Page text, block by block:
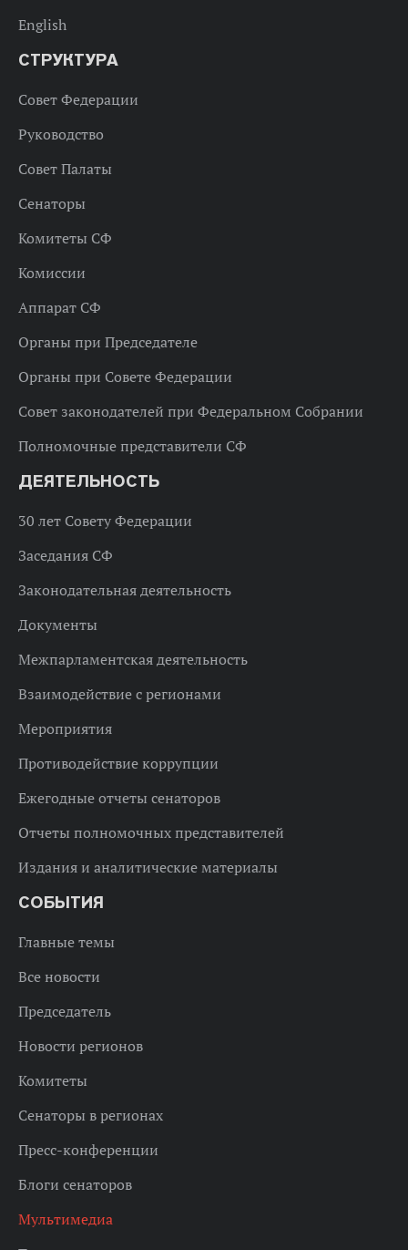
English
СТРУКТУРА
Совет Федерации
Руководство
Совет Палаты
Сенаторы
Комитеты СФ
Комиссии
Аппарат СФ
Органы при Председателе
Органы при Совете Федерации
Совет законодателей при Федеральном Собрании
Полномочные представители СФ
ДЕЯТЕЛЬНОСТЬ
30 лет Совету Федерации
Заседания СФ
Законодательная деятельность
Документы
Межпарламентская деятельность
Взаимодействие с регионами
Мероприятия
Противодействие коррупции
Ежегодные отчеты сенаторов
Отчеты полномочных представителей
Издания и аналитические материалы
СОБЫТИЯ
Главные темы
Все новости
Председатель
Новости регионов
Комитеты
Сенаторы в регионах
Пресс-конференции
Блоги сенаторов
Мультимедиа